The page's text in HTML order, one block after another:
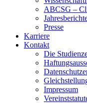
ABCSG –
Presse
Karriere
Kontakt
Die
Impressum